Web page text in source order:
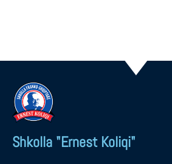
Shkolla "Ernest Koliqi"